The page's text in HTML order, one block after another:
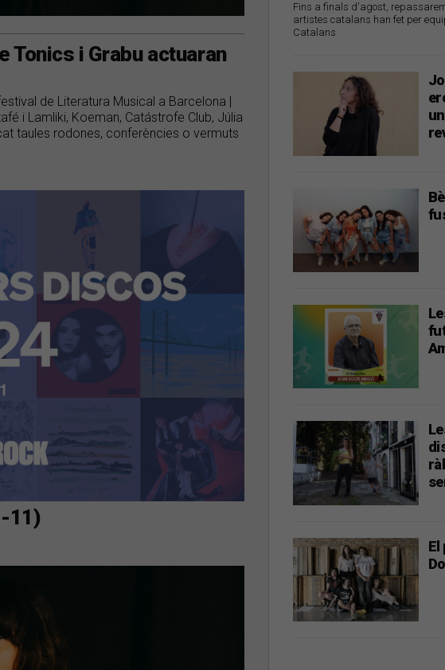
Tonics i Grabu actuaran
de Literatura Musical a Barcelona |
i Lamliki, Koeman, Catástrofe Club, Júlia
taules rodones, conferències o vermuts
11)
Fins a finals d'agost,
artistes catalans han fet per
Catalans
El